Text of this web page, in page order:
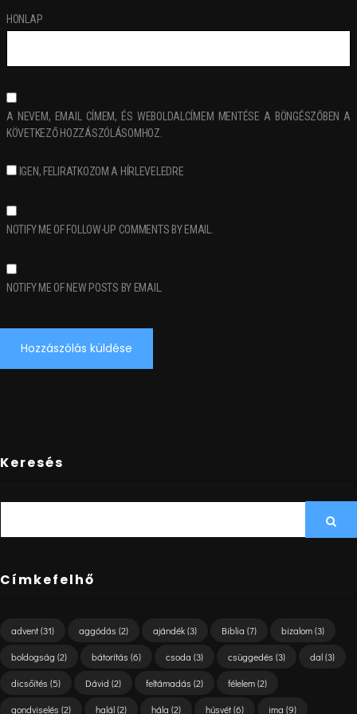
HONLAP
A NEVEM, EMAIL CÍMEM, ÉS WEBOLDALCÍMEM MENTÉSE A BÖNGÉSZŐBEN A
KÖVETKEZŐ HOZZÁSZÓLÁSOMHOZ.
IGEN, FELIRATKOZOM A HÍRLEVELEDRE
NOTIFY ME OF FOLLOW-UP COMMENTS BY EMAIL.
NOTIFY ME OF NEW POSTS BY EMAIL.
Keresés
Címkefelhő
advent(31) aggódás (2) ajándék(3) Biblia (7) bizalom(3)
boldogság (2) bátorítás (6) csoda (3) csüggedés (3) dal(3)
dicsőítés (5) Dávid (2) feltámadás (2) félelem(2)
gondviselés (2) halál(2) hála (2) húsvét(6) ima (9)